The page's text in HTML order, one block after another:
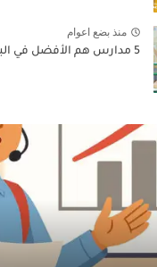
منذ بضع اعوام
5 مدارس هم الأفضل في البحرين